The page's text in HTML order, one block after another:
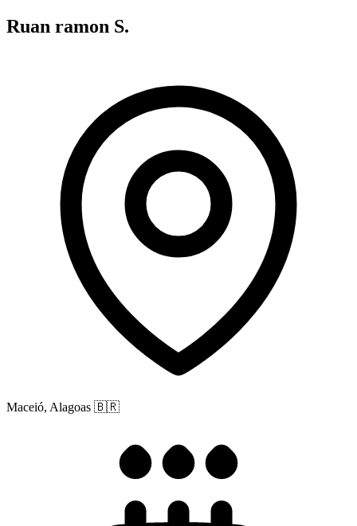
Ruan ramon S.
Maceió, Alagoas 🇧🇷